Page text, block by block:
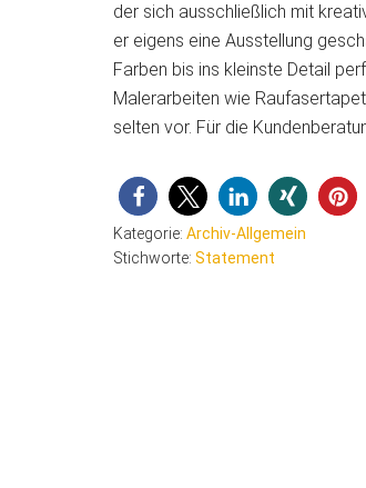
der sich ausschließlich mit
er eigens eine Ausstellung
Farben bis ins kleinste Detail
Malerarbeiten wie
selten vor. Für die
Kategorie: Archiv-Allgemein
Stichworte: Statement